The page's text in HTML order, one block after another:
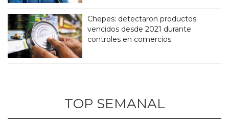
Chepes: detectaron productos
vencidos desde 2021 durante
controles en comercios
TOP SEMANAL